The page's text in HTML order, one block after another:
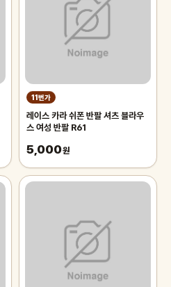
11번가
레이스 카라 쉬폰 반팔 셔츠 블라우
스 여성 반팔 R61
5,000원